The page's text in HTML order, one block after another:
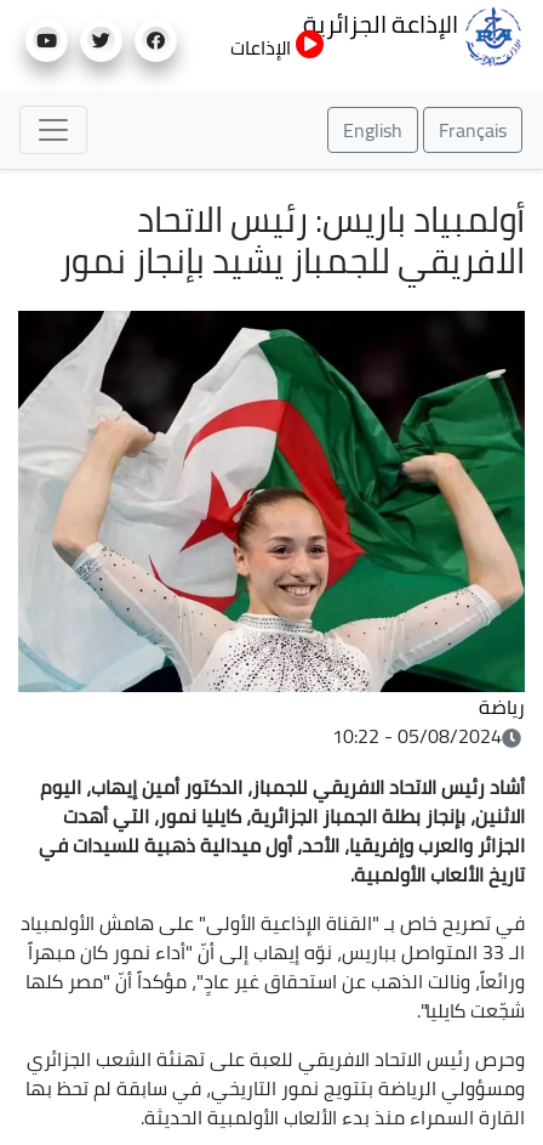
إلى
الإذاعة الجزائرية
الإذاعات
Français
English
أولمبياد باريس: رئيس الاتحاد
الافريقي للجمباز يشيد بإنجاز نمور
رياضة
05/08/2024 - 10:22
أشاد رئيس الاتحاد الافريقي للجمباز، الدكتور أمين إيهاب، اليوم
الاثنين، بإنجاز بطلة الجمباز الجزائرية، كايليا نمور، التي أهدت
الجزائر والعرب وإفريقيا، الأحد، أول ميدالية ذهبية للسيدات في
تاريخ الألعاب الأولمبية.
في تصريح خاص بـ "القناة الإذاعية الأولى" على هامش الأولمبياد
الـ 33 المتواصل بباريس، نوّه إيهاب إلى أنّ "أداء نمور كان مبهراً
ورائعاً، ونالت الذهب عن استحقاق غير عادٍ"، مؤكداً أنّ "مصر كلها
شجّعت كايليا".
وحرص رئيس الاتحاد الافريقي للعبة على تهنئة الشعب الجزائري
ومسؤولي الرياضة بتتويج نمور التاريخي، في سابقة لم تحظ بها
القارة السمراء منذ بدء الألعاب الأولمبية الحديثة.